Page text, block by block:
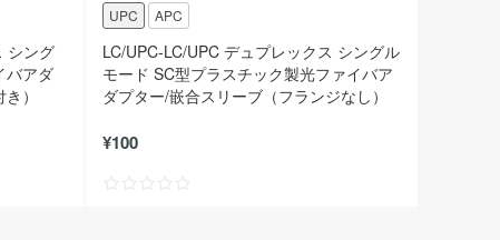
シング
バアダ
）
UPC APC
LC/UPC-LC/UPC デュプレックス シングル
モード SC型プラスチック製光ファイバア
ダプター/嵌合スリーブ（フランジなし）
¥100